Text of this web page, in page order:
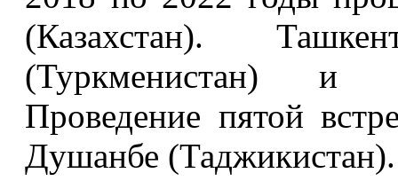
(Казахстан).
(Туркменистан) и
Проведение пятой
Душанбе (Таджикистан).